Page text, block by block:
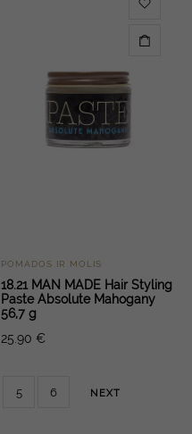
POMADOS IR MOLIS
18.21 MAN MADE Hair Styling
Paste Absolute Mahogany
56,7 g
25.90 €
5 6 NEXT